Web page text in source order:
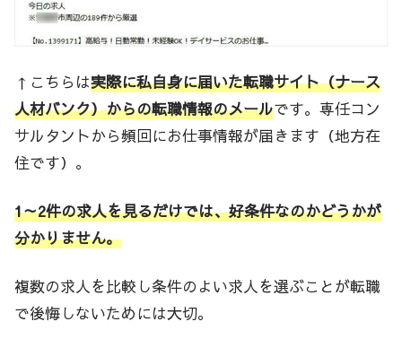
↑こちらは実際に私自身に届いた転職サイト（ナース
人材バンク）からの転職情報のメールです。専任コン
サルタントから頻回にお仕事情報が届きます（地方在
住です）。
1～2件の求人を見るだけでは、好条件なのかどうかが
分かりません。
複数の求人を比較し条件のよい求人を選ぶことが転職
で後悔しないためには大切。